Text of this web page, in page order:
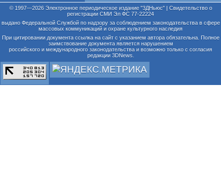
© 1997—2026 Электронное периодическое издание "3ДНьюс" | Свидетельство о
регистрации СМИ Эл ФС 77-22224
выдано Федеральной Службой по надзору за соблюдением законодательства в сфере
массовых коммуникаций и охране культурного наследия
При цитировании документа ссылка на сайт с указанием автора обязательна. Полное
заимствование документа является нарушением
российского и международного законодательства и возможно только с согласия
редакции 3DNews.